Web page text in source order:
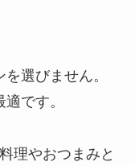
選びません。
です。
理やおつまみと